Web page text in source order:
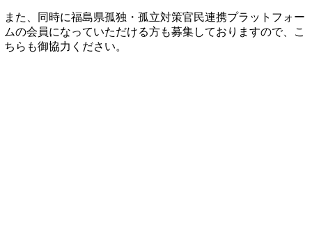
また、同時に福島県孤独・孤立対策官民連携プラットフォー
ムの会員になっていただける方も募集しておりますので、こ
ちらも御協力ください。